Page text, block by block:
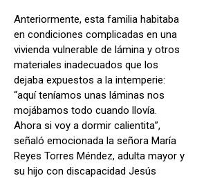
Anteriormente, esta familia habitaba
en condiciones complicadas en una
vivienda vulnerable de lámina y otros
materiales inadecuados que los
dejaba expuestos a la intemperie:
“aquí teníamos unas láminas nos
mojábamos todo cuando llovía.
Ahora si voy a dormir calientita”,
señaló emocionada la señora María
Reyes Torres Méndez, adulta mayor y
su hijo con discapacidad Jesús